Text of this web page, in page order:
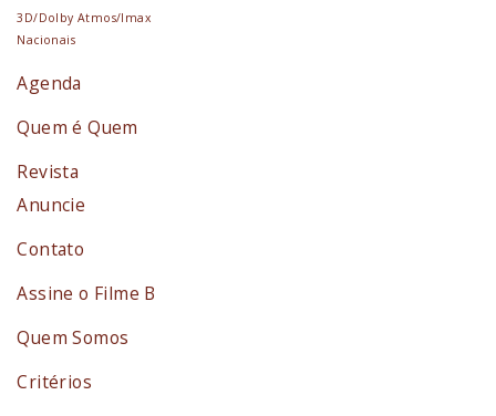
3D/Dolby Atmos/Imax
Nacionais
Agenda
Quem é Quem
Revista
Anuncie
Contato
Assine o Filme B
Quem Somos
Critérios